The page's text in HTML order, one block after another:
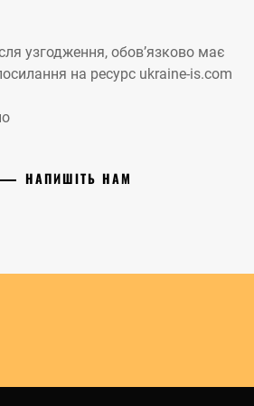
узгодження, обов’язково має
на ресурс ukraine-is.com
НАПИШІТЬ НАМ